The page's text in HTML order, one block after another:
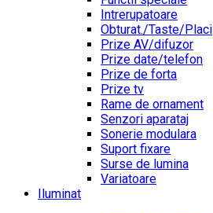
Intrerupatoare
Obturat./Taste/Placi
Prize AV/difuzor
Prize date/telefon
Prize de forta
Prize tv
Rame de ornament
Senzori aparataj
Sonerie modulara
Suport fixare
Surse de lumina
Variatoare
Iluminat